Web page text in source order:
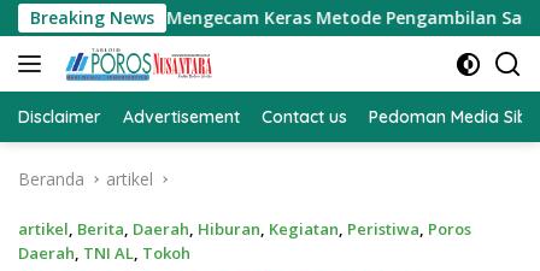
Langsung
ke
konten
Breaking News
Mengecam Keras Metode Pengambilan Sampel Air Laut di
Disclaimer Advertisement Contact us Pedoman Media
Beranda artikel
artikel, Berita, Daerah, Hiburan, Kegiatan, Peristiwa, Poros
Daerah, TNI AL, Tokoh